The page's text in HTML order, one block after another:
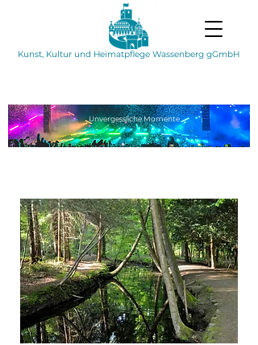
Kunst, Kultur und Heimatpflege Wassenberg gGmbH
UnvergesslicheMomente